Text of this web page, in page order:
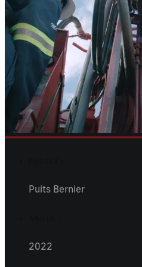
Puits Bernier
2022